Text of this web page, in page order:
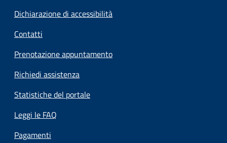
Dichiarazione di accessibilità
Contatti
Prenotazione appuntamento
Richiedi assistenza
Statistiche del portale
Leggi le FAQ
Pagamenti